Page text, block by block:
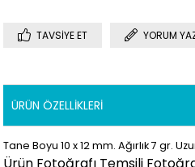
TAVSIYE ET YORUM
ÜRÜN ÖZELLIKLERI
Tane Boyu 10 x 12 mm. Ağırlık 7 gr.
Ürün Fotoğrafı Temsili